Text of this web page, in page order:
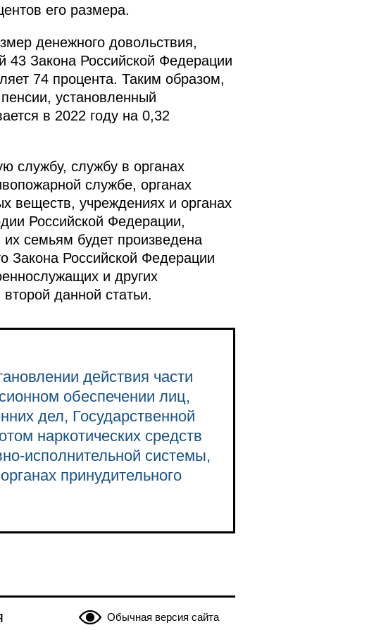
его размера.
денежного довольствия,
43 Закона Российской Федерации
74 процента. Таким образом,
установленный
в 2022 году на 0,32
службу, службу в органах
службе, органах
веществ, учреждениях и органах
Российской Федерации,
семьям будет произведена
Закона Российской Федерации
и других
данной статьи.
действия части
обеспечении лиц,
дел, Государственной
наркотических средств
исполнительной системы,
принудительного
Обычная версия сайта